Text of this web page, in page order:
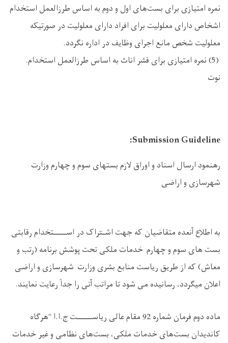
نمره امتیازی برای بست‌های اول و دوم به اساس طرزالعمل استخدام
اشخاص دارای معلولیت برای افراد دارای معلولیت در صورتیکه
معلولیت شخص مانع اجرای وظایف در اداره نگردد.
(5) نمره امتیازی برای قشر اناث به اساس طرزالعمل استخدام.
نوت
Submission Guideline:
رهنمود ارسال اسناد و اوراق لازم بستهای سوم و چهارم وزارت
شهرسازی و اراضی
به اطلاع آنعده متقاضیان که جهت اشـتراک در اســـــتخدام رقابتی
بست های سوم و چهارم خدمات ملکی تحت پوشش برنامه (رتب و
معاش) که از طریق ریاست منابع بشری وزارت شهرسازی و اراضی
اعلان میگردد، رسانیده می ‌شود تا مراتب آتی را جداً رعایت نمایند.
ماده دوم فرمان شماره 92 مقام عالی ریاســــــت ج.ا.ا "هرگاه
کاندیدان بست‌های خدمات ملکی، بست‌های نظامی و غیر خدمات